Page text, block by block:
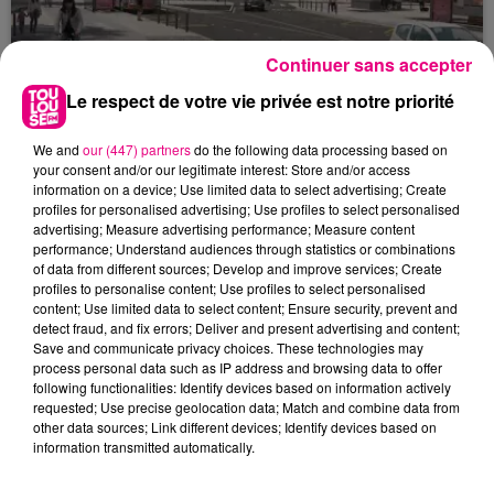
22 juillet 2026
Toulouse : circulation perturbée dans le
secteur François Verdier...
Le respect de votre vie privée est notre priorité
We and our (447) partnersdo the following data processing based on
your consent and/or our legitimate interest: Store and/or access
information on a device; Use limited data to select advertising; Create
profiles for personalised advertising; Use profiles to select personalised
advertising; Measure advertising performance; Measure content
performance; Understand audiences through statistics or combinations
of data from different sources; Develop and improve services; Create
profiles to personalise content; Use profiles to select personalised
content; Use limited data to select content; Ensure security, prevent and
detect fraud, and fix errors; Deliver and present advertising and content;
Save and communicate privacy choices. These technologies may
process personal data such as IP address and browsing data to offer
following functionalities: Identify devices based on information actively
requested; Use precise geolocation data; Match and combine data from
other data sources; Link different devices; Identify devices based on
information transmitted automatically.
Continuer sans accepter